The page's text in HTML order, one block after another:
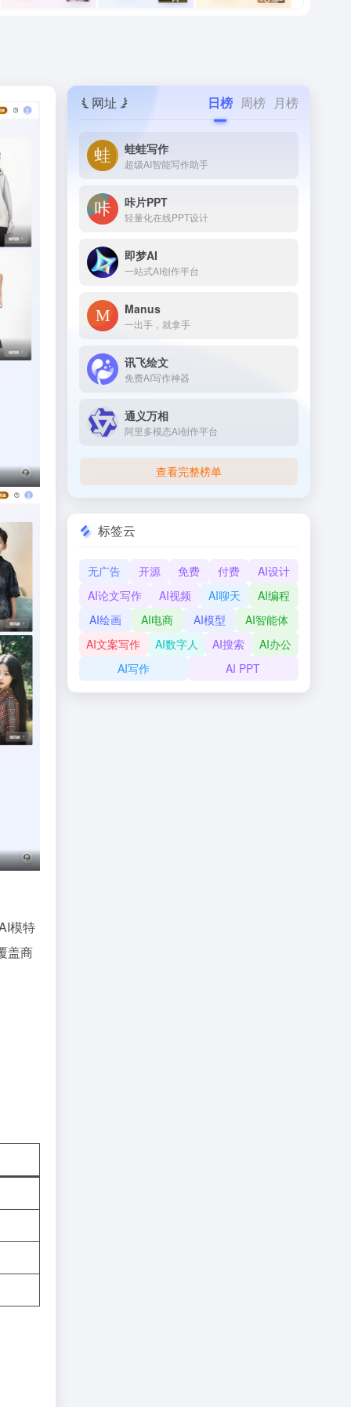
模特
盖商
网址 日榜 周榜 月榜
蛙蛙写作
超级AI智能写作助手
咔片PPT
轻量化在线PPT设计
即梦AI
一站式AI创作平台
Manus
一出手，就拿手
讯飞绘文
免费AI写作神器
通义万相
阿里多模态AI创作平台
查看完整榜单
标签云
无广告 开源 免费 付费
AI设计
AI论文写作
AI视频 AI聊天
AI编程
AI绘画
AI电商 AI模型
AI智能体
AI文案写作
AI数字人 AI搜索
AI办公
AI写作
AI PPT